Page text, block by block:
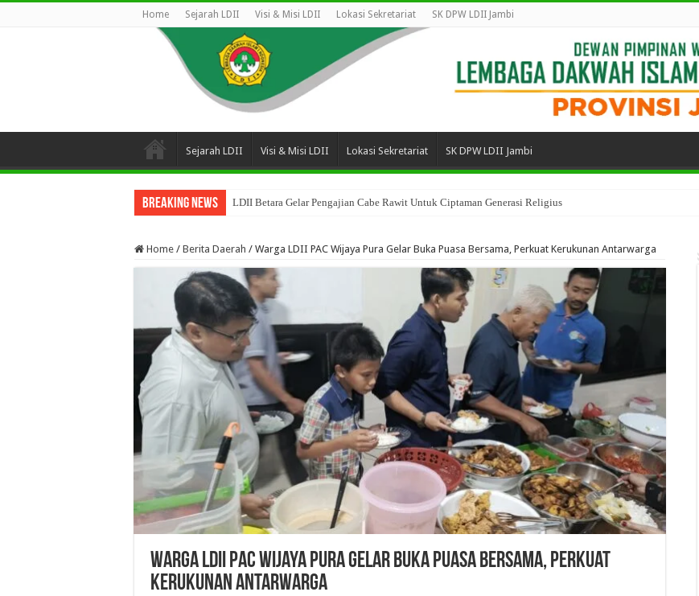
Home Sejarah LDII Visi & Misi LDII Lokasi Sekretariat SK DPW LDII Jambi
Sejarah LDII Visi & Misi LDII Lokasi Sekretariat SK DPW LDII Jambi
Breaking News LDII Betara Gelar Pengajian Cabe Rawit Untuk Ciptaman Generasi Religius
Home / Berita Daerah / Warga LDII PAC Wijaya Pura Gelar Buka Puasa Bersama, Perkuat Kerukunan Antarwarga
Warga LDII PAC Wijaya Pura Gelar Buka Puasa Bersama, Perkuat
Kerukunan Antarwarga